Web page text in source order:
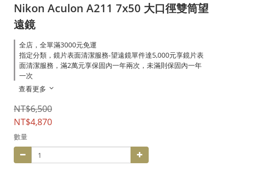
Nikon Aculon A211 7x50 大口徑雙筒望
遠鏡
全店，全單滿3000元免運
指定分類，鏡片表面清潔服務-望遠鏡單件達5,000元享鏡片表
面清潔服務，滿2萬元享保固內一年兩次，未滿則保固內一年
一次
查看更多
NT$6,500
NT$4,870
數量